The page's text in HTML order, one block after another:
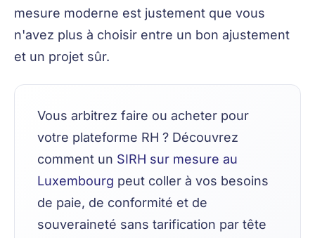
mesure moderne est justement que vous
n'avez plus à choisir entre un bon ajustement
et un projet sûr.
Vous arbitrez faire ou acheter pour
votre plateforme RH ? Découvrez
comment un SIRH sur mesure au
Luxembourg peut coller à vos besoins
de paie, de conformité et de
souveraineté sans tarification par tête